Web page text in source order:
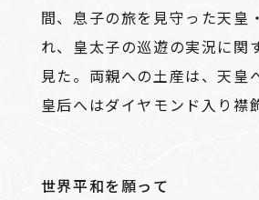
間、息子の旅を見守った天皇
れ、皇太子の巡遊の実況に関
見た。両親への土産は、天皇
皇后へはダイヤモンド入り襟
世界平和を願って